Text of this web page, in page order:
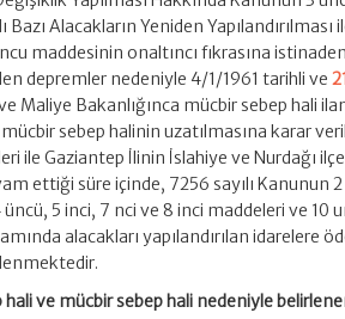
Bazı Alacakların Yeniden
maddesinin onaltıncı fıkrasına
depremler nedeniyle 4/1/1961 tarihli ve
Maliye Bakanlığınca mücbir sebep hali
sebep halinin uzatılmasına karar
ile Gaziantep İlinin İslahiye ve Nurdağı
ettiği süre içinde, 7256 sayılı Kanunun
üncü, 5 inci, 7 nci ve 8 inci maddeleri ve
alacakları yapılandırılan
hali ve mücbir sebep hali nedeniyle